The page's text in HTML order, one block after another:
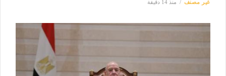
غير مصنف منذ 14 دقيقة